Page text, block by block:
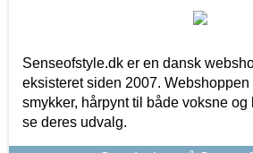
Senseofstyle.dk er en dansk
eksisteret siden 2007. Webshoppen
smykker, hårpynt til både voksne og
se deres udvalg.